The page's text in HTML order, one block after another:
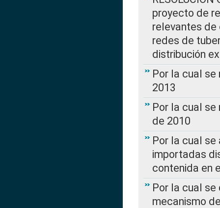
proyecto de
relevantes de
redes de
distribución
Por la cual se
2013
Por la cual se
de 2010
Por la cual
importadas
contenida en
Por la cual se
mecanismo